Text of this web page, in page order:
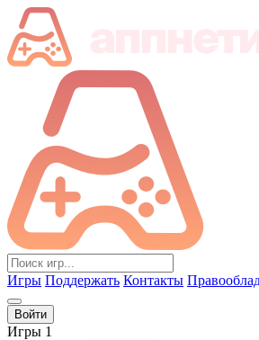
Игры Поддержать Контакты
Войти
Игры 1